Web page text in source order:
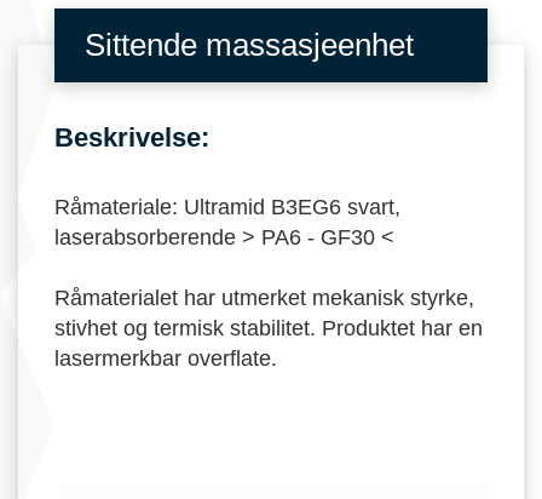
Sittende massasjeenhet
Beskrivelse:
Råmateriale: Ultramid B3EG6 svart,
laserabsorberende > PA6 - GF30 <
Råmaterialet har utmerket mekanisk styrke,
stivhet og termisk stabilitet. Produktet har en
lasermerkbar overflate.